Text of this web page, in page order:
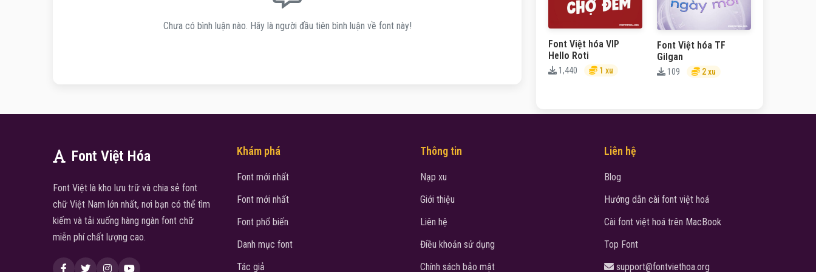
Chưa có bình luận nào. Hãy là người đầu tiên bình luận về font này!
Font Việt hóa VIP
Hello Roti
1,440 1 xu
Font Việt hóa TF
Gilgan
109 2 xu
Font Việt Hóa
Font Việt là kho lưu trữ và chia sẻ font
chữ Việt Nam lớn nhất, nơi bạn có thể tìm
kiếm và tải xuống hàng ngàn font chữ
miễn phí chất lượng cao.
Khám phá
Font mới nhất
Font mới nhất
Font phổ biến
Danh mục font
Tác giả
Thông tin
Nạp xu
Giới thiệu
Liên hệ
Điều khoản sử dụng
Chính sách bảo mật
Liên hệ
Blog
Hướng dẫn cài font việt hoá
Cài font việt hoá trên MacBook
Top Font
support@fontviethoa.org